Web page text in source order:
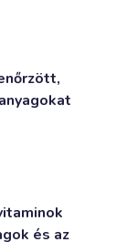
és az